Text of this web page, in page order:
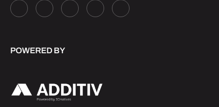
POWERED BY